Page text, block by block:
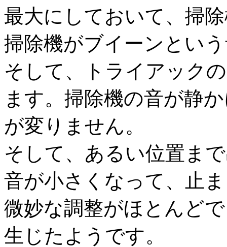
最大にしておいて、掃
掃除機がブイーンとい
そして、トライアック
ます。掃除機の音が静
が変りません。
そして、あるい位置ま
音が小さくなって、止
微妙な調整がほとんど
生じたようです。